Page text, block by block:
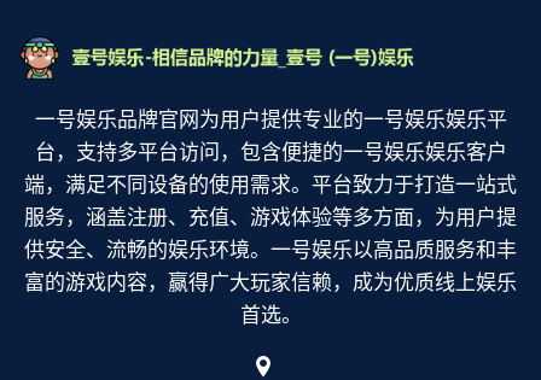
一号娱乐品牌官网为用户提供专业的一号娱乐娱乐平
台，支持多平台访问，包含便捷的一号娱乐娱乐客户
端，满足不同设备的使用需求。平台致力于打造一站式
服务，涵盖注册、充值、游戏体验等多方面，为用户提
供安全、流畅的娱乐环境。一号娱乐以高品质服务和丰
富的游戏内容，赢得广大玩家信赖，成为优质线上娱乐
首选。